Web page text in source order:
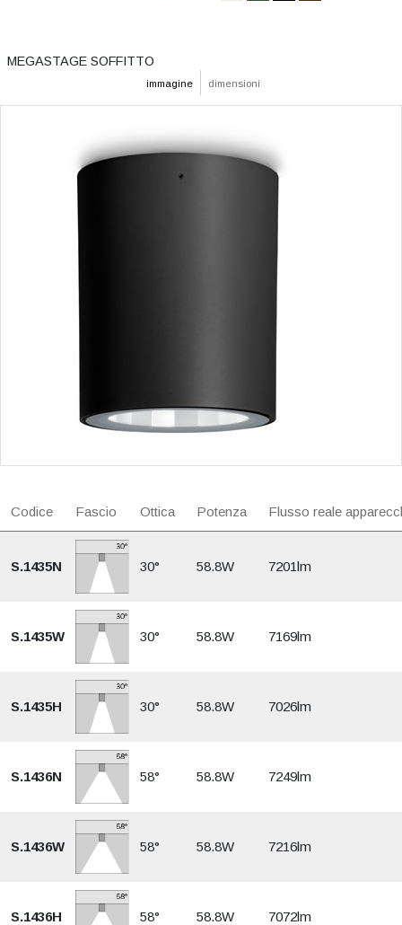
immagine dimensioni
MEGASTAGE SOFFITTO
Codice Fascio Ottica Potenza Flusso reale
S.1435N 30° 58.8W 7201lm
S.1435W 30° 58.8W 7169lm
S.1435H 30° 58.8W 7026lm
S.1436N 58° 58.8W 7249lm
S.1436W 58° 58.8W 7216lm
S.1436H 58° 58.8W 7072lm